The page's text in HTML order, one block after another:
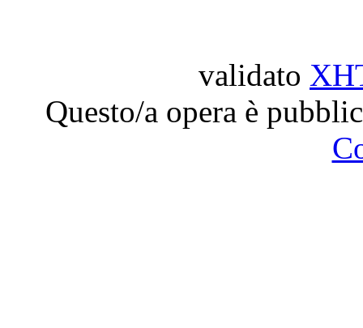
validato
Questo/a opera è